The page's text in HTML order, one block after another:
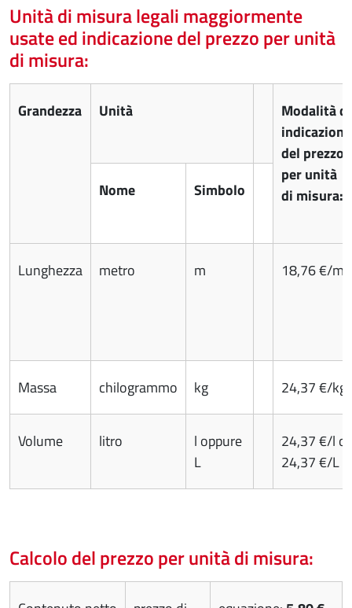
Unità di misura legali maggiormente
usate ed indicazione del prezzo per unità
di misura:
Grandezza Unità
Modalità di
indicazione
del prezzo
per unità
di misura:
Nome Simbolo
Lunghezza metro m 18,76 €/m
Massa chilogrammo kg 24,37 €/kg
Volume litro
l oppure
L
24,37 €/l o
24,37 €/L
Calcolo del prezzo per unità di misura: